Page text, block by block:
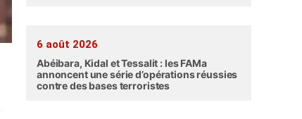
6 août 2026
Abéibara, Kidal et Tessalit : les FAMa
annoncent une série d’opérations réussies
contre des bases terroristes